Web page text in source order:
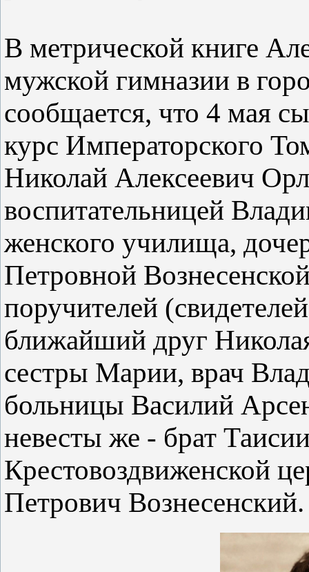
В метрической книге
мужской гимназии в
сообщается, что 4 мая
курс Императорского
Николай Алексеевич
воспитательницей
женского училища,
Петровной
поручителей
ближайший друг
сестры Марии, врач
больницы Василий
невесты же - брат
Крестовоздвиженской
Петрович Вознесенский.